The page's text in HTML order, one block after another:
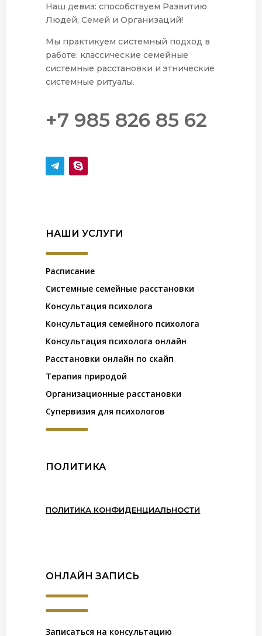
Наш девиз: способствуем Развитию
Людей, Семей и Организаций!
Мы практикуем системный подход в
работе: классические семейные
системные расстановки и этнические
системные ритуалы.
+7 985 826 85 62
НАШИ УСЛУГИ
Расписание
Системные семейные расстановки
Консультация психолога
Консультация семейного психолога
Консультация психолога онлайн
Расстановки онлайн по скайп
Терапия природой
Организационные расстановки
Супервизия для психологов
ПОЛИТИКА
ПОЛИТИКА КОНФИДЕНЦИАЛЬНОСТИ
ОНЛАЙН ЗАПИСЬ
Записаться на консультацию